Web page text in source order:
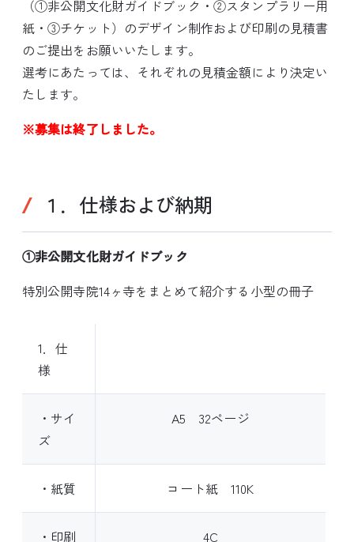
（①非公開文化財ガイドブック・②スタンプラリー用
紙・③チケット）のデザイン制作および印刷の見積書
のご提出をお願いいたします。
選考にあたっては、それぞれの見積金額により決定い
たします。
※募集は終了しました。
１．仕様および納期
①非公開文化財ガイドブック
特別公開寺院14ヶ寺をまとめて紹介する小型の冊子
1．仕
様
・サイ
ズ
A5 32ページ
・紙質 コート紙 110K
・印刷 4C